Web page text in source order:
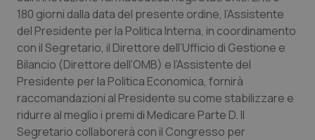
180 giorni dalla data del presente ordine, l’Assistente
del Presidente per la Politica Interna, in coordinamento
con il Segretario, il Direttore dell’Ufficio di Gestione e
Bilancio (Direttore dell’OMB) e l’Assistente del
Presidente per la Politica Economica, fornirà
raccomandazioni al Presidente su come stabilizzare e
ridurre al meglio i premi di Medicare Parte D. Il
Segretario collaborerà con il Congresso per